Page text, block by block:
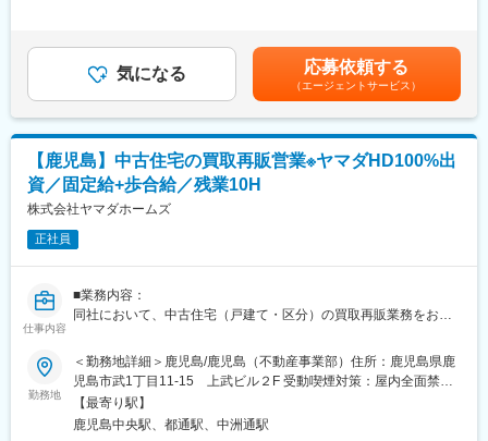
社内の5人に1人が年収1000万円以上と給与UPが叶う仕事です。
契約金額は数億円になるため、大きなインセンティブが支給され
ることが高年収の理由です。
時短勤務でも評価基準は同様のため、６時間勤務でも年収1,000万
円が目指せます。
■時短勤務×営業でも活躍できる理由：
土地活用営業は「長時間労働」「飛び込み中心」という印象を持
たれがちですが、当社では計画性を重視した営業活動を行ってい
ます。勤務時間に制約があることを前提に役割設計を行い、成果
■入社後のミッション：
関係性構築からがスタートです。
その土地への想い入れ、今後への悩みについて、話を「聞く」こ
とが大切なお仕事です。
変更の範囲：会社の定める業務
パナソニックをルーツにもつ当社ならではのコンプライアンス遵
守で安心の職場環境。育休取得や福利厚生も充実！（男性78％・
女性100%・産後職場復帰率97%以上）
・直行直帰や在宅勤務が可能！
残業：月20h程・繁忙期も30~40h程と業界の中でもトップクラス
に働き方！
※パナソニック系列でコンプライアンスの順守・積極的なDX推進
等も行い、業界でトップクラスの働き方を実現！
【同社ならではの特徴】
昨今特に需要の大きい都市部向けの商品として、工業化住宅では
業界初となる９Ｆ建てまで対応可能な多層階住宅を用意しており
ます。特に都心部では低層階は商業・飲食など、中層は賃貸住宅
を持つ建物をプランニングすることが求められますので、これま
での経験を元に様々なタイプの物件を設計することが可能です。
【業務内容】
気になる 応募依頼する
（エージェントサービス）
【鹿児島】中古住宅の買取再販営業※ヤマダHD100%出
資／固定給+歩合給／残業10H
株式会社ヤマダホームズ
正社員
仕事内容
■業務内容：
同社において、中古住宅（戸建て・区分）の買取再販業務をお任
れ、再販を行っていただきます。担当エリアに関しましては店舗
から通える範囲となっておりますので、出張は滅多にございませ
ん。
■ノルマ・インセンティブについて：
個人単位のノルマはございませんが、目標設定はございます。目
勤務地
＜勤務地詳細＞鹿児島/鹿児島（不動産事業部）住所：鹿児島県鹿
児島市武1丁目11-15 上武ビル２F 受動喫煙対策：屋内全面禁煙
変更の範囲：本文参照
【最寄り駅】
鹿児島中央駅、都通駅、中洲通駅